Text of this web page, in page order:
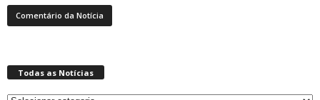
Todas as Notícias